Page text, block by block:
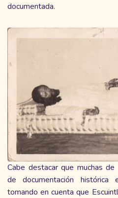
documentada.
Cabe destacar que muchas
de documentación histórica
tomando en cuenta que